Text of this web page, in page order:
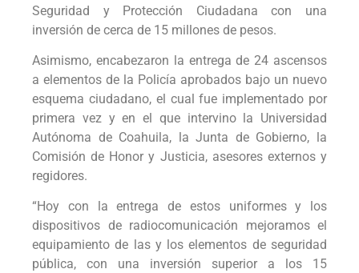
Seguridad y Protección Ciudadana con una
inversión de cerca de 15 millones de pesos.
Asimismo, encabezaron la entrega de 24 ascensos
a elementos de la Policía aprobados bajo un nuevo
esquema ciudadano, el cual fue implementado por
primera vez y en el que intervino la Universidad
Autónoma de Coahuila, la Junta de Gobierno, la
Comisión de Honor y Justicia, asesores externos y
regidores.
“Hoy con la entrega de estos uniformes y los
dispositivos de radiocomunicación mejoramos el
equipamiento de las y los elementos de seguridad
pública, con una inversión superior a los 15